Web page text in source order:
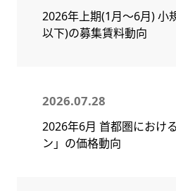
2026年上期(1月～6月) 小
以下)の募集賃料動向
2026.07.28
2026年6月 首都圏におけ
ン」の価格動向